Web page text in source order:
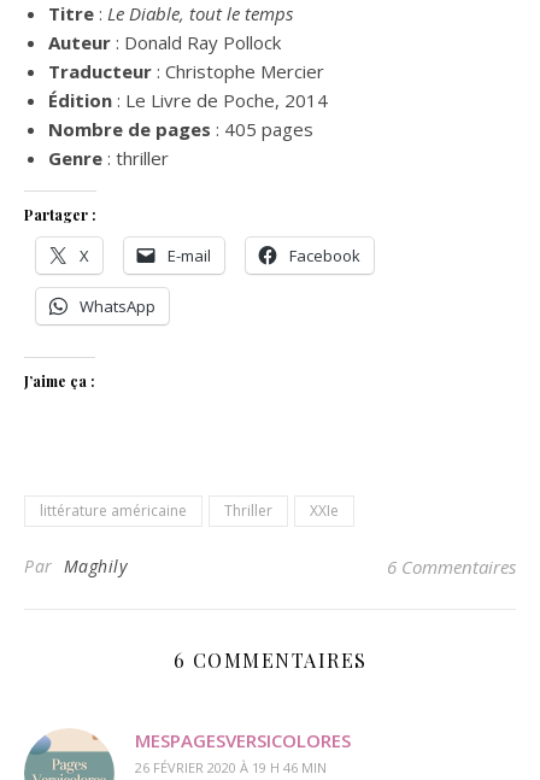
Titre : Le Diable, tout le temps
Auteur : Donald Ray Pollock
Traducteur : Christophe Mercier
Édition : Le Livre de Poche, 2014
Nombre de pages : 405 pages
Genre : thriller
Partager :
X E-mail Facebook
WhatsApp
J’aime ça :
littérature américaine Thriller XXIe
Par Maghily 6 Commentaires
6 COMMENTAIRES
MESPAGESVERSICOLORES
26 FÉVRIER 2020 À 19 H 46 MIN